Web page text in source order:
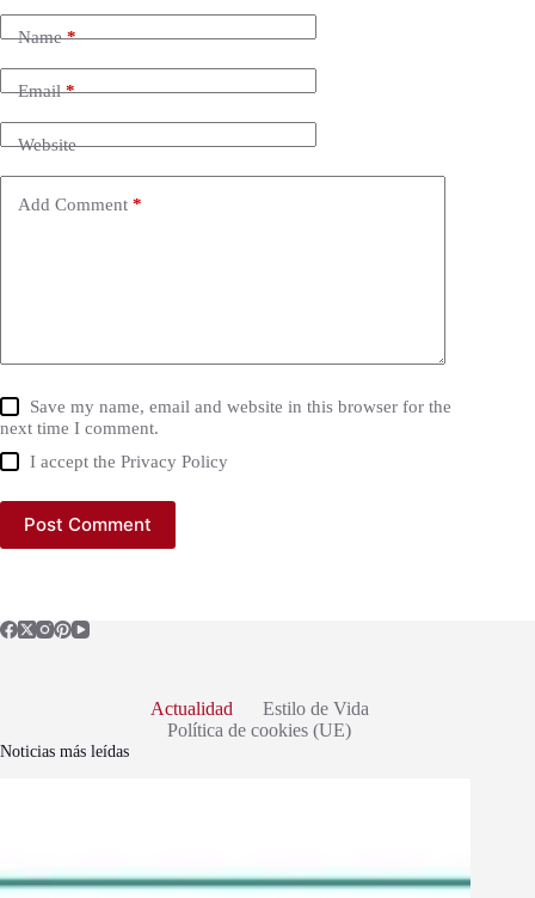
Name*
Email*
Website
Add Comment *
Save my name, email and website in this browser for the
next time I comment.
I accept thePrivacy Policy
Post Comment
Actualidad
Estilo de Vida
Política de cookies (UE)
Noticias más leídas